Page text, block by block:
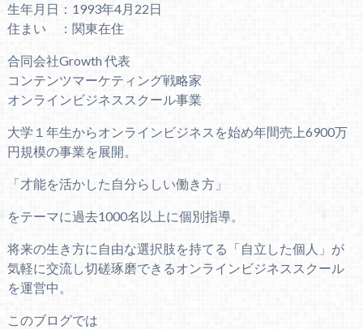
生年月日：1993年4月22日
住まい ：関東在住
合同会社Growth 代表
コンテンツマーケティング戦略家
オンラインビジネススクール事業
大学１年生からオンラインビジネスを始め年間売上6900万
円規模の事業を展開。
「才能を活かした自分らしい働き方」
をテーマに過去1000名以上に個別指導。
将来の生き方に自由な選択肢を持てる「自立した個人」が
気軽に交流し切磋琢磨できるオンラインビジネススクール
を運営中。
このブログでは